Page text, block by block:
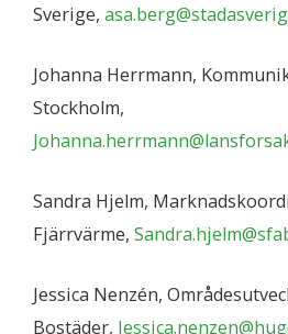
Sverige,
Johanna Herrmann,
Stockholm,
Sandra Hjelm,
Fjärrvärme,
Jessica Nenzén,
Bostäder,